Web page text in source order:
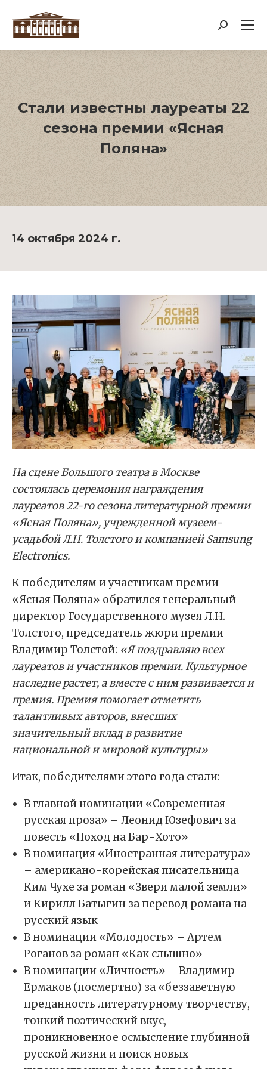
Поиск:
Стали известны лауреаты 22
сезона премии «Ясная
Поляна»
14 октября 2024 г.
На сцене Большого театра в Москве
состоялась церемония награждения
лауреатов 22-го сезона литературной премии
«Ясная Поляна», учрежденной музеем-
усадьбой Л.Н. Толстого и компанией Samsung
Electronics.
К победителям и участникам премии
«Ясная Поляна» обратился генеральный
директор Государственного музея Л.Н.
Толстого, председатель жюри премии
Владимир Толстой: «Я поздравляю всех
лауреатов и участников премии. Культурное
наследие растет, а вместе с ним развивается и
премия. Премия помогает отметить
талантливых авторов, внесших
значительный вклад в развитие
национальной и мировой культуры»
Итак, победителями этого года стали:
В главной номинации «Современная
русская проза» – Леонид Юзефович за
повесть «Поход на Бар-Хото»
В номинация «Иностранная литература»
– американо-корейская писательница
Ким Чухе за роман «Звери малой земли»
и Кирилл Батыгин за перевод романа на
русский язык
В номинации «Молодость» – Артем
Роганов за роман «Как слышно»
В номинации «Личность» – Владимир
Ермаков (посмертно) за «беззаветную
преданность литературному творчеству,
тонкий поэтический вкус,
проникновенное осмысление глубинной
русской жизни и поиск новых